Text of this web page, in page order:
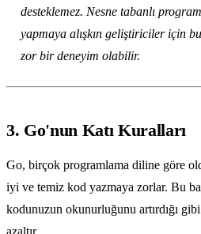
desteklemez. Nesne tabanlı
yapmaya alışkın geliştiriciler için
zor bir deneyim olabilir.
3. Go'nun Katı Kuralları
Go, birçok programlama diline göre
iyi ve temiz kod yazmaya zorlar. Bu
kodunuzun okunurluğunu artırdığı gibi
azaltır.